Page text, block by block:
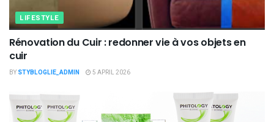
LIFESTYLE
Rénovation du Cuir : redonner vie à vos objets en
cuir
BY STYBLOGLIE_ADMIN 5 APRIL 2026